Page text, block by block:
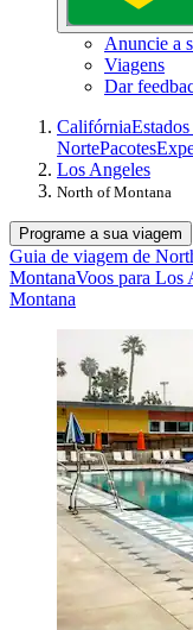
Anuncie a
Viagens
Dar
Califórnia
NortePacotes
Los Angeles
North of Montana
Programe a sua viagem
Guia de viagem de
MontanaVoos para Los
Montana